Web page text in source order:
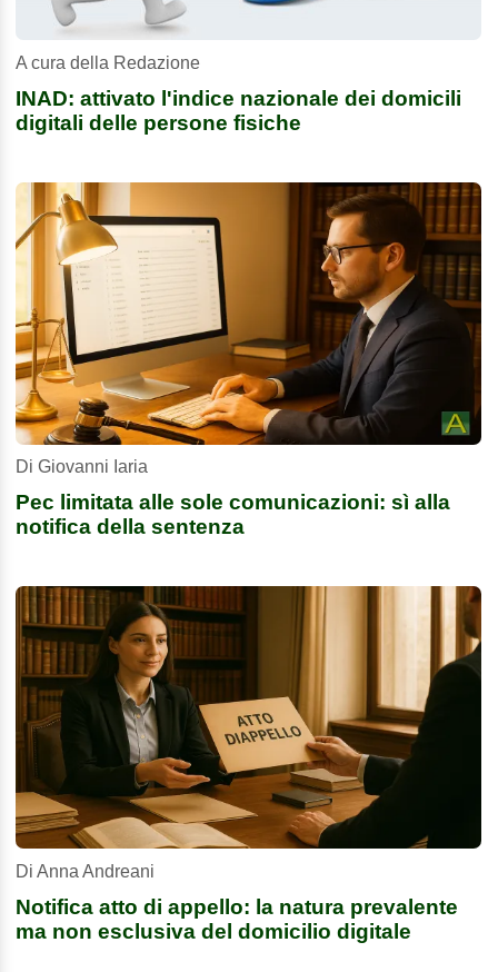
A cura della Redazione
INAD: attivato l'indice nazionale dei domicili
digitali delle persone fisiche
Di Giovanni Iaria
Pec limitata alle sole comunicazioni: sì alla
notifica della sentenza
Di Anna Andreani
Notifica atto di appello: la natura prevalente
ma non esclusiva del domicilio digitale